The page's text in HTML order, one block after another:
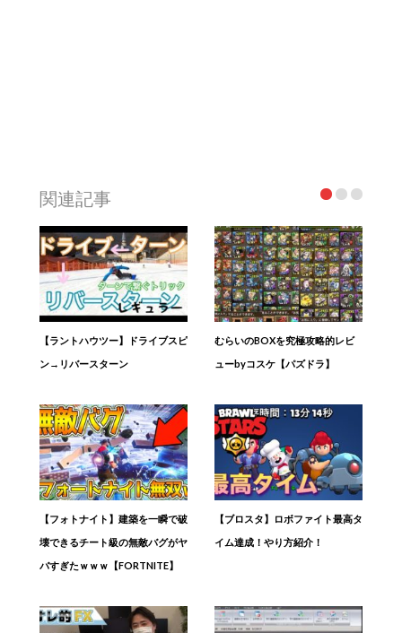
関連記事
【ラントハウツー】ドライブスピ
ン→リバースターン
むらいのBOXを究極攻略的レビ
ューbyコスケ【パズドラ】
【フォトナイト】建築を一瞬で破
壊できるチート級の無敵バグがヤ
バすぎたｗｗｗ【FORTNITE】
【ブロスタ】ロボファイト最高タ
イム達成！やり方紹介！